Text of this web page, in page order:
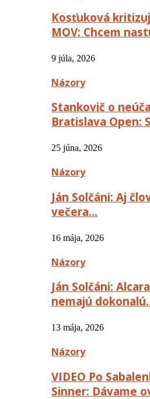
Kosťuková
MOV: Chcem
9 júla, 2026
Názory
Stankovič o
Bratislava Open:
25 júna, 2026
Názory
Ján Solčáni: Aj
večera…
16 mája, 2026
Názory
Ján Solčáni:
nemajú
13 mája, 2026
Názory
VIDEO Po
Sinner: Dávame